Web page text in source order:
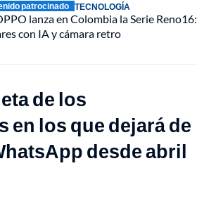
patrocinado TECNOLOGÍA
lanza en Colombia la Serie Reno16:
con IA y cámara retro
de los
en los que dejará de
desde abril